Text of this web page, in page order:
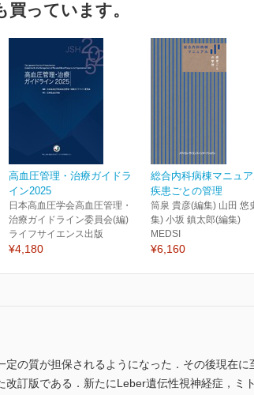
っています。
高血圧管理・治療ガイドラ
イン2025
日本高血圧学会高血圧管理・
治療ガイドライン委員会(編)
ライフサイエンス出版
¥4,180
総合内科病棟マニュ
疾患ごとの管理
筒泉 貴彦(編集) 山田 悠
集) 小坂 鎮太郎(編集)
MEDSI
¥6,160
の質が担保されるようになった．その後現在に
訂版である．新たにLeber遺伝性視神経症，ミ